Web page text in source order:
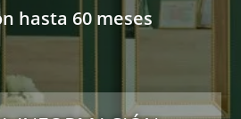
hasta 60 meses